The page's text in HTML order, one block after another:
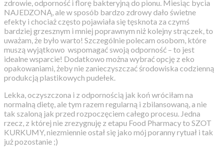
zdrowie, odporność i florę bakteryjną do pionu. Miesiąc bycia
NAJEDZONĄ, ale w sposób bardzo zdrowy dało świetne
efekty i chociaż często pojawiała się tęsknota za czymś
bardziej grzesznym i mniej poprawnym niż kolejny strączek, to
uważam, że było warto! Szczególnie polecam osobom, które
muszą wyjątkowo wspomagać swoją odporność – to jest
idealne wsparcie! Dodatkowo można wybrać opcję z eko
opakowaniami, żeby nie zanieczyszczać środowiska codzienną
produkcją plastikowych pudełek.
Lekka, oczyszczona i z odpornością jak koń wróciłam na
normalną dietę, ale tym razem regularną i zbilansowaną, a nie
tak szaloną jak przed rozpoczęciem całego procesu. Jedna
rzecz, z której nie zrezygnuję z etapu Food Pharmacy to SZOT
KURKUMY, niezmiennie ostał się jako mój poranny rytuał i tak
już pozostanie ;)